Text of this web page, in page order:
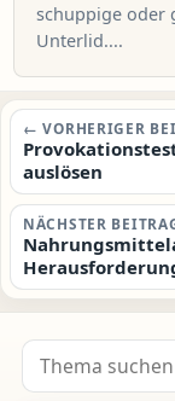
schuppige oder
Unterlid....
← VORHERIGER
auslösen
NÄCHSTER
Suche nach: